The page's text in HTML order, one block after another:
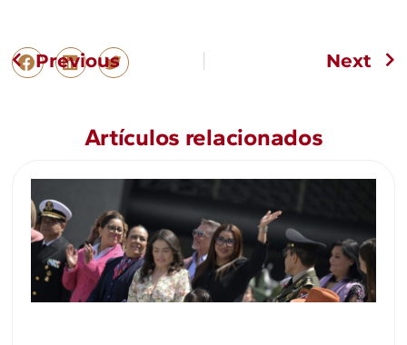
Previous Next
Artículos relacionados